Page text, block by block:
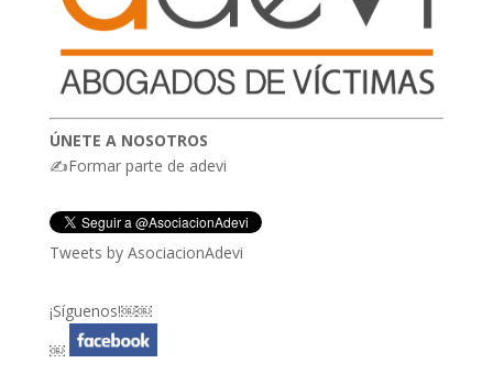
ÚNETE A NOSOTROS
✍Formar parte de adevi
Tweets by AsociacionAdevi
¡Síguenos!￼￼
￼